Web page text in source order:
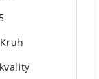
Kruh